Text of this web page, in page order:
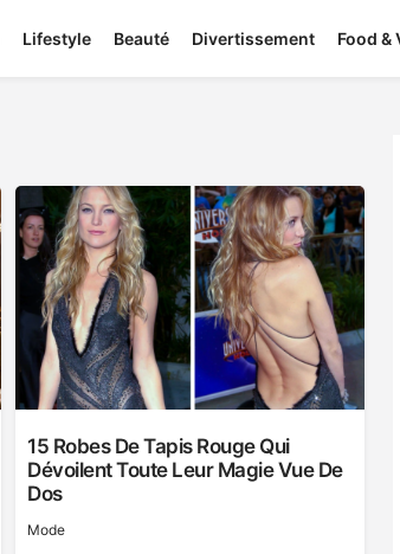
Lifestyle Beauté Divertissement Food &
15 Robes De Tapis Rouge Qui
Dévoilent Toute Leur Magie Vue De
Dos
Mode